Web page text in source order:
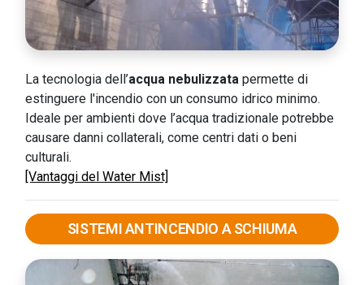
La tecnologia dell’acqua nebulizzata permette di
estinguere l'incendio con un consumo idrico minimo.
Ideale per ambienti dove l’acqua tradizionale potrebbe
causare danni collaterali, come centri dati o beni
culturali.
[Vantaggi del Water Mist]
SISTEMI ANTINCENDIO A SCHIUMA